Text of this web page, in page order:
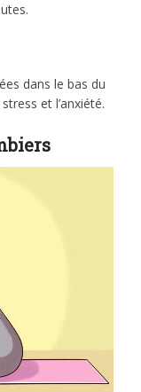
dans le bas du
et l’anxiété.